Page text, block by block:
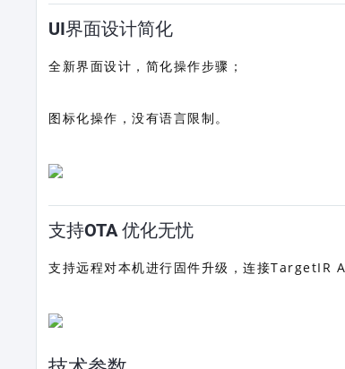
UI界面设计简化
全新界面设计，简化操作步骤；
图标化操作，没有语言限制。
支持OTA 优化无忧
支持远程对本机进行固件升级，连接TargetIR